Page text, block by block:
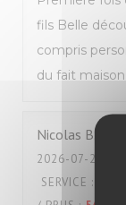
fils Belle
compris
du fait
Nicolas B
2026-07-25
-
SERVICE :